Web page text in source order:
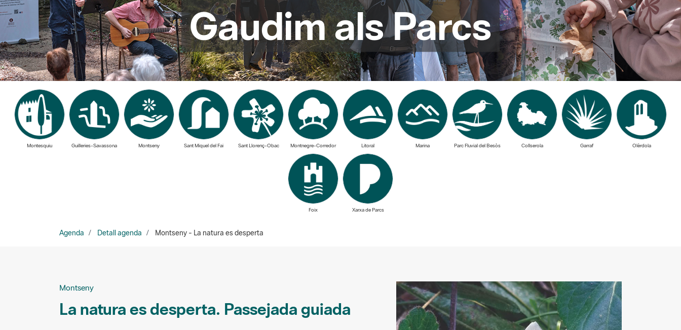
Gaudim als Parcs
Montesquiu Guilleries-Savassona Montseny Sant Miquel del Fai Sant Llorenç-Obac Montnegre-Corredor Litoral Marina Parc Fluvial del Besòs Collserola Garraf Olèrdola
Foix Xarxa de Parcs
Agenda Detall agenda Montseny - La natura es desperta
Montseny
La natura es desperta. Passejada guiada